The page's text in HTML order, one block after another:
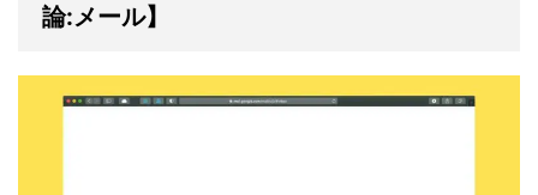
論:メール】